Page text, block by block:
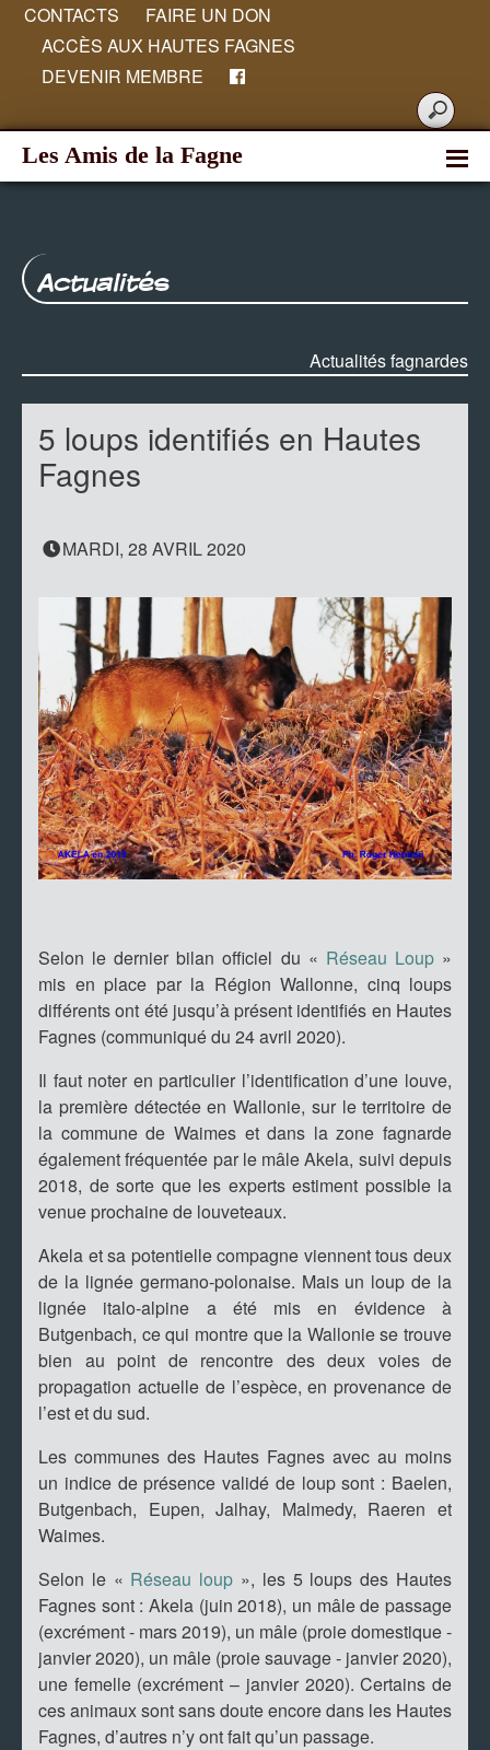
CONTACTS
FAIRE UN DON
ACCÈS AUX HAUTES FAGNES
DEVENIR MEMBRE
Les Amis de la Fagne
Actualités
Actualités fagnardes
5 loups identifiés en Hautes
Fagnes
MARDI, 28 AVRIL 2020
Selon le dernier bilan officiel du « Réseau Loup»
mis en place par la Région Wallonne, cinq loups
différents ont été jusqu’à présent identifiés en Hautes
Fagnes (communiqué du 24 avril 2020).
Il faut noter en particulier l’identification d’une louve,
la première détectée en Wallonie, sur le territoire de
la commune de Waimes et dans la zone fagnarde
également fréquentée par le mâle Akela, suivi depuis
2018, de sorte que les experts estiment possible la
venue prochaine de louveteaux.
Akela et sa potentielle compagne viennent tous deux
de la lignée germano-polonaise. Mais un loup de la
lignée italo-alpine a été mis en évidence à
Butgenbach, ce qui montre que la Wallonie se trouve
bien au point de rencontre des deux voies de
propagation actuelle de l’espèce, en provenance de
l’est et du sud.
Les communes des Hautes Fagnes avec au moins
un indice de présence validé de loup sont : Baelen,
Butgenbach, Eupen, Jalhay, Malmedy, Raeren et
Waimes.
Selon le « Réseau loup », les 5 loups des Hautes
Fagnes sont : Akela (juin 2018), un mâle de passage
(excrément - mars 2019), un mâle (proie domestique -
janvier 2020), un mâle (proie sauvage - janvier 2020),
une femelle (excrément – janvier 2020). Certains de
ces animaux sont sans doute encore dans les Hautes
Fagnes, d’autres n’y ont fait qu’un passage.